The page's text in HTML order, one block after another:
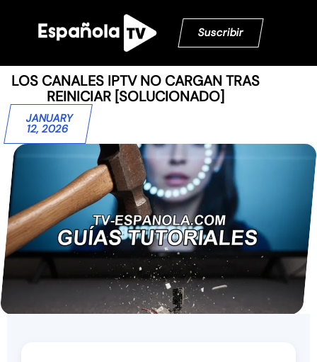
Suscribir
LOS CANALES IPTV NO CARGAN TRAS
REINICIAR [SOLUCIONADO]
JANUARY
12, 2026